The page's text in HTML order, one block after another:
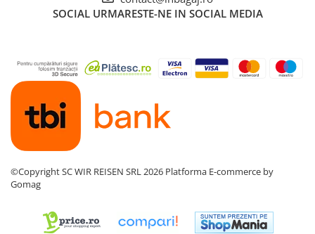
SOCIAL URMARESTE-NE IN SOCIAL MEDIA
©Copyright SC WIR REISEN SRL 2026 Platforma E-commerce by
Gomag